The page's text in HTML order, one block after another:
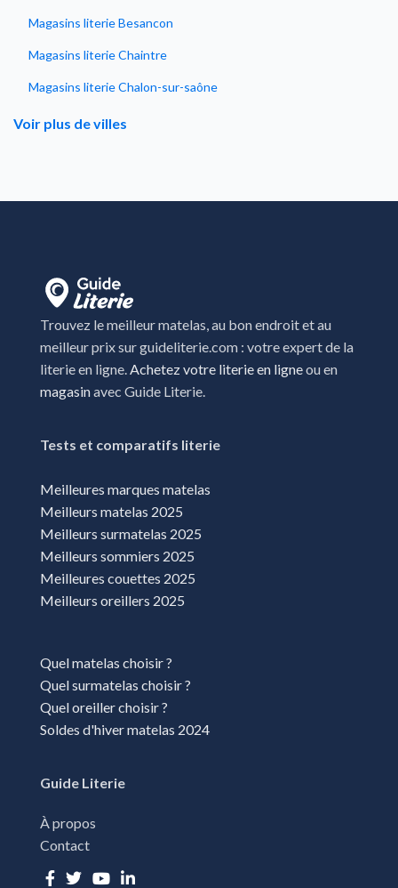
Magasins literie Besancon
Magasins literie Chaintre
Magasins literie Chalon-sur-saône
Magasins literie Champagnole
Magasins literie Gray
Magasins literie Lons-le-saunier
Magasins literie Lure
Magasins literie Marsannay-la-Côte
Magasins literie Montceau-les-Mines
Magasins literie Saint-claude
Magasins literie Sens
Magasins literie Varennes-Vauzelles
Magasins literie Vesoul
Voir plus de villes
Trouvez le meilleur matelas, au bon endroit et au
meilleur prix sur guideliterie.com : votre expert de la
literie en ligne. Achetez votre literie en ligneou en
magasinavec Guide Literie.
Tests et comparatifs literie
Meilleures marques matelas
Meilleurs matelas 2025
Meilleurs surmatelas 2025
Meilleurs sommiers 2025
Meilleures couettes 2025
Meilleurs oreillers 2025
Quel matelas choisir ?
Quel surmatelas choisir ?
Quel oreiller choisir ?
Soldes d'hiver matelas 2024
Guide Literie
À propos
Contact